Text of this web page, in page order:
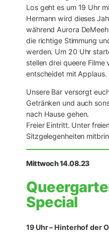
Los geht es um 19 Uhr
Hermann wird dieses
während Aurora
die richtige Stimmung
werden. Um 20 Uhr
stellen drei queere Filme
entscheidet mit Applaus.
Unsere Bar versorgt
Getränken und auch
nach Hause gehen.
Freier Eintritt. Unter
Sitzgelegenheiten
Mittwoch 14.08.23
Special
19 Uhr – Hinterhof der